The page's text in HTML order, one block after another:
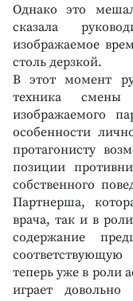
Однако это
сказала
изображаемое
столь дерзкой.
В этот момент
техника
изображаемого
особенности
протагонисту
позиции
собственного
Партнерша,
врача, так и в
содержание
теперь уже в роли
играет